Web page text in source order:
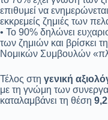
επιθυμεί να
εκκρεμείς ζημιές των
• Το 90% δηλώνει
των ζημιών και βρίσκει
Νομικών Συμβουλών
Τέλος στη γενική
με τη γνώμη των
καταλαμβάνει τη θέση